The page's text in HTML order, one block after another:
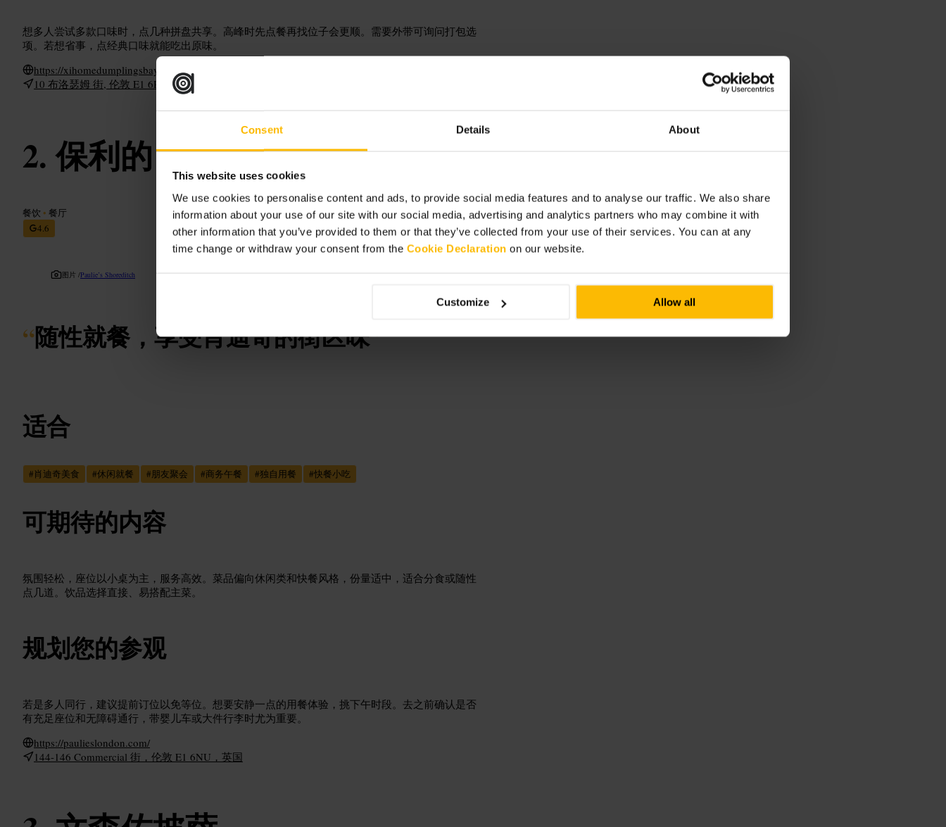
Consent Details About
This website uses cookies
We use cookies to personalise content and ads, to provide social media features and to analyse our traffic. We also share
information about your use of our site with our social media, advertising and analytics partners who may combine it with
other information that you’ve provided to them or that they’ve collected from your use of their services. You can at any
time change or withdraw your consent from the Cookie Declaration on our website.
Customize Allow all
想多人尝试多款口味时，点几种拼盘共享。高峰时先点餐再找位子会更顺。需要外带可询问打包选
项。若想省事，点经典口味就能吃出原味。
https://xihomedumplingsbay.co.uk/
10 布洛瑟姆 街, 伦敦 E1 6PL, 英国
保利的肖尔迪奇
餐饮 • 餐厅
4.6
图片 /Paulie’s Shoreditch
“随性就餐，享受肖迪奇的街区味”
适合
#肖迪奇美食 #休闲就餐 #朋友聚会 #商务午餐 #独自用餐 #快餐小吃
可期待的内容
氛围轻松，座位以小桌为主，服务高效。菜品偏向休闲类和快餐风格，份量适中，适合分食或随性
点几道。饮品选择直接、易搭配主菜。
规划您的参观
若是多人同行，建议提前订位以免等位。想要安静一点的用餐体验，挑下午时段。去之前确认是否
有充足座位和无障碍通行，带婴儿车或大件行李时尤为重要。
https://paulieslondon.com/
144-146 Commercial 街，伦敦 E1 6NU，英国